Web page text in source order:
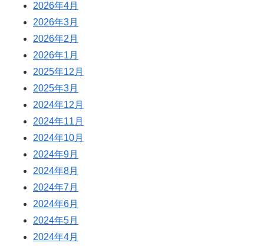
2026年4月
2026年3月
2026年2月
2026年1月
2025年12月
2025年3月
2024年12月
2024年11月
2024年10月
2024年9月
2024年8月
2024年7月
2024年6月
2024年5月
2024年4月